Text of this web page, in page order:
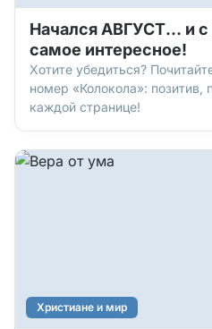
Начался АВГУСТ… и с
самое интересное!
Хотите убедиться?
номер «Колокола»: позитив,
каждой странице!
Христиане и мир